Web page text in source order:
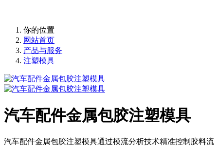
你的位置
网站首页
产品与服务
注塑模具
汽车配件金属包胶注塑模具
汽车配件金属包胶注塑模具通过模流分析技术精准控制胶料流